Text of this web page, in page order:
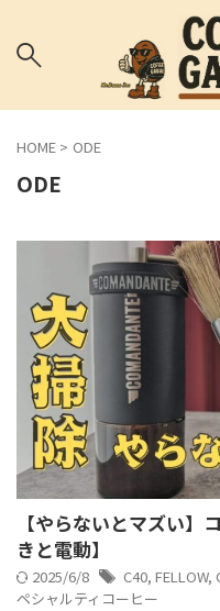
HOME > ODE
ODE
【やらないとマズい】
きと電動】
2025/6/8 C40, FELLOW,
ペシャルティコーヒー